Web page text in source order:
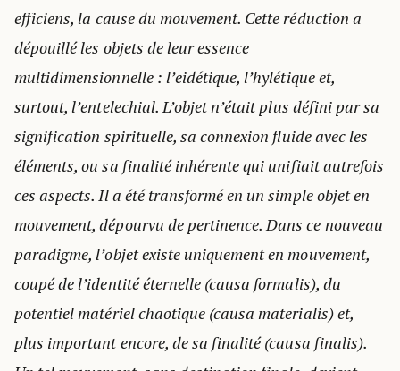
efficiens, la cause du mouvement. Cette réduction a
dépouillé les objets de leur essence
multidimensionnelle : l’eidétique, l’hylétique et,
surtout, l’entelechial. L’objet n’était plus défini par sa
signification spirituelle, sa connexion fluide avec les
éléments, ou sa finalité inhérente qui unifiait autrefois
ces aspects. Il a été transformé en un simple objet en
mouvement, dépourvu de pertinence. Dans ce nouveau
paradigme, l’objet existe uniquement en mouvement,
coupé de l’identité éternelle (causa formalis), du
potentiel matériel chaotique (causa materialis) et,
plus important encore, de sa finalité (causa finalis).